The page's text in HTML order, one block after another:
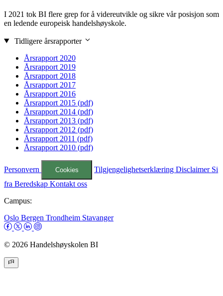
I 2021 tok BI flere grep for å videreutvikle og sikre vår posisjon som
en ledende europeisk handelshøyskole.
Tidligere årsrapporter
Årsrapport 2020
Årsrapport 2019
Årsrapport 2018
Årsrapport 2017
Årsrapport 2016
Årsrapport 2015 (pdf)
Årsrapport 2014 (pdf)
Årsrapport 2013 (pdf)
Årsrapport 2012 (pdf)
Årsrapport 2011 (pdf)
Årsrapport 2010 (pdf)
Personvern Cookies TilgjengelighetserklæringDisclaimer Si
fra Beredskap Kontakt oss
Campus:
Oslo Bergen Trondheim Stavanger
© 2026 Handelshøyskolen BI